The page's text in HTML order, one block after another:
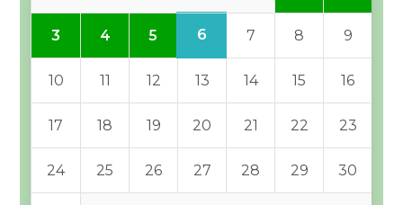
3 4 5 6 7 8 9
10 11 12 13 14 15 16
17 18 19 20 21 22 23
24 25 26 27 28 29 30